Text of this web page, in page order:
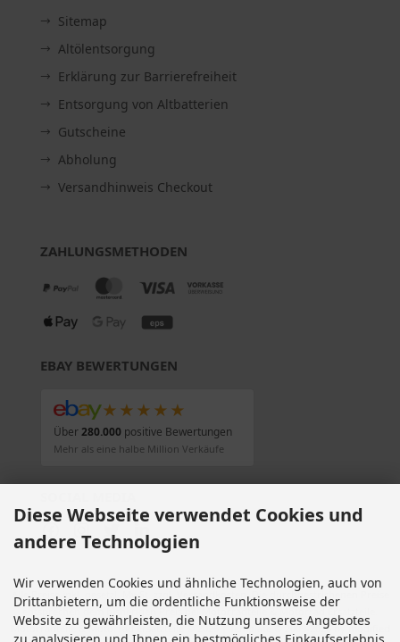
Sitemap
Altölentsorgung
Erklärung zur Barrierefreiheit
Entsorgung von Altbatterien
Gutscheine
Abholung
Versandhinweis Checkout
ZAHLUNGSMETHODEN
EBAY BEWERTUNGEN
★★★★★
Über280.000positive Bewertungen
Mehr als eine halbe Million Verkäufe
Alle Preise inkl. gesetzl. MwSt. zzgl. Versandkosten . Die durchgestrichenen Preise
entsprechen dem bisherigen Preis bei Motorradteile & Motorrad Ersatzteile.
Motorradteile & Motorrad Ersatzteile © 2026 | Template © 2009-2026 by modified
Diese Webseite verwendet Cookies und
andere Technologien
Wir verwenden Cookies und ähnliche Technologien, auch von
Drittanbietern, um die ordentliche Funktionsweise der
Website zu gewährleisten, die Nutzung unseres Angebotes